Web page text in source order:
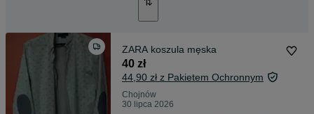
ZARA koszula męska
40 zł
44,90 zł z Pakietem Ochronnym
Chojnów
30 lipca 2026